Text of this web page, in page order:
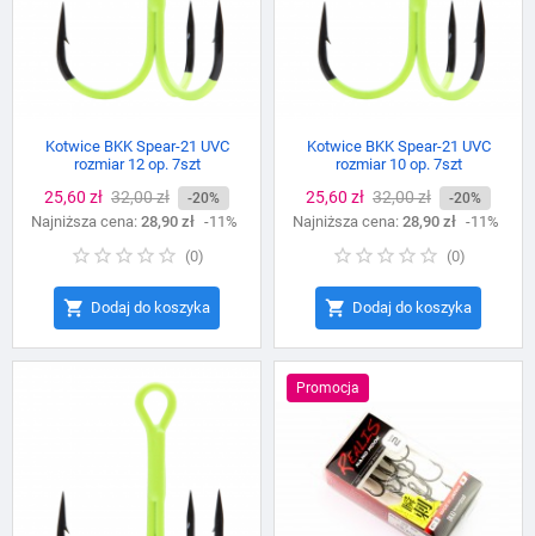
Kotwice BKK Spear-21 UVC
rozmiar 12 op. 7szt
Cena
25,60 zł Cena
podstawowa
32,00 zł -20%
Najniższa cena: 28,90 zł -11%
(0)
 Dodaj do koszyka
Kotwice BKK Spear-21 UVC
rozmiar 10 op. 7szt
Cena
25,60 zł Cena
podstawowa
32,00 zł -20%
Najniższa cena: 28,90 zł -11%
(0)
 Dodaj do koszyka
Promocja